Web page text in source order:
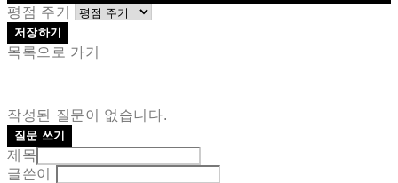
평점 주기
저장하기
목록으로 가기
작성된 질문이 없습니다.
질문 쓰기
제목
글쓴이